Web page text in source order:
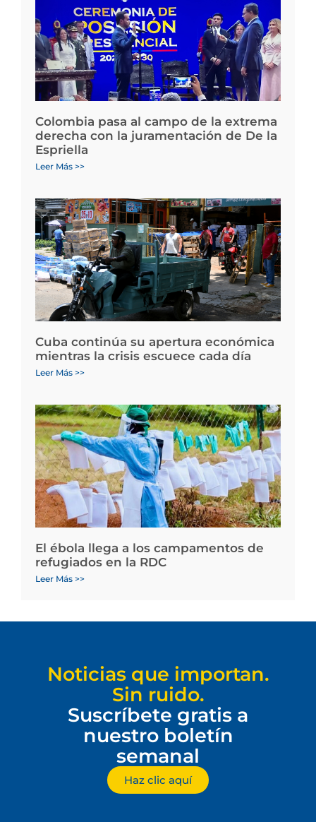
Colombia pasa al campo de la extrema
derecha con la juramentación de De la
Espriella
Leer Más >>
Cuba continúa su apertura económica
mientras la crisis escuece cada día
Leer Más >>
El ébola llega a los campamentos de
refugiados en la RDC
Leer Más >>
Noticias que importan.
Sin ruido.
Suscríbete gratis a
nuestro boletín
semanal
Haz clic aquí